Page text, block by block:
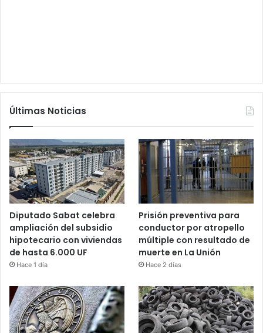
Últimas Noticias
Diputado Sabat celebra
ampliación del subsidio
hipotecario con viviendas
de hasta 6.000 UF
Hace 1 día
Prisión preventiva para
conductor por atropello
múltiple con resultado de
muerte en La Unión
Hace 2 días